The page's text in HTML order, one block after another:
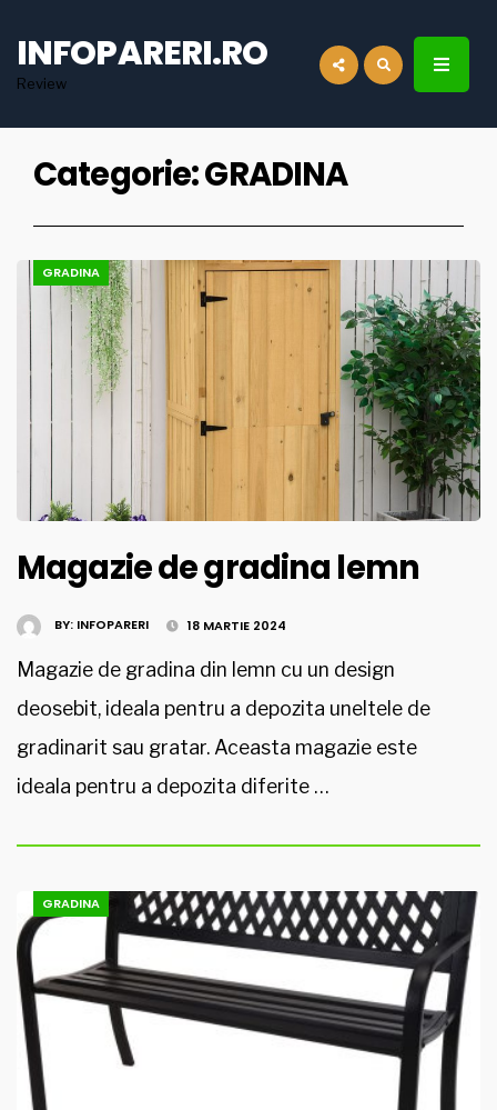
INFOPARERI.RO
Review
Categorie:GRADINA
GRADINA
Magazie de gradina lemn
BY: INFOPARERI 18 MARTIE 2024
Magazie de gradina din lemn cu un design
deosebit, ideala pentru a depozita uneltele de
gradinarit sau gratar. Aceasta magazie este
ideala pentru a depozita diferite …
GRADINA